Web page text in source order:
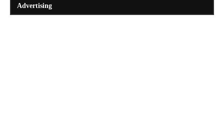
Advertising